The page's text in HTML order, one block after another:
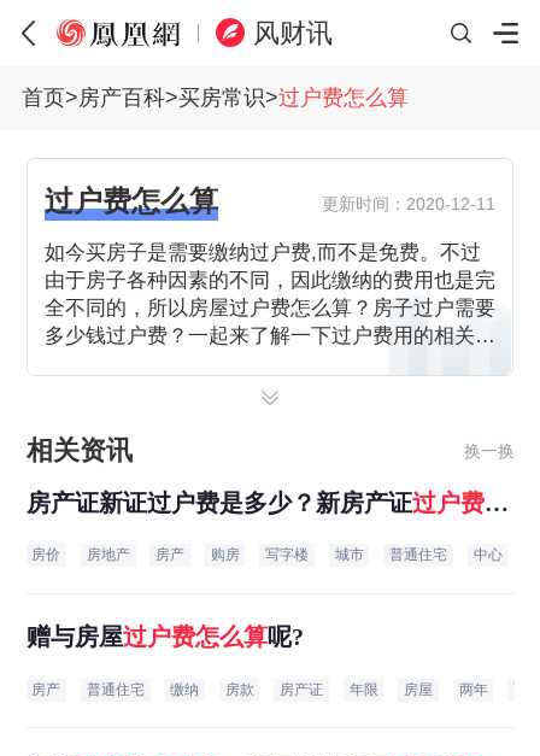
风财讯
首页>房产百科>买房常识>过户费怎么算
过户费怎么算 更新时间：2020-12-11
如今买房子是需要缴纳过户费,而不是免费。不过
由于房子各种因素的不同，因此缴纳的费用也是完
全不同的，所以房屋过户费怎么算？房子过户需要
多少钱过户费？一起来了解一下过户费用的相关知
相关资讯 换一换
房产证新证过户费是多少？新房产证过户费怎
房价 房地产 房产 购房 写字楼 城市 普通住宅 中心
赠与房屋过户费怎么算呢?
房产 普通住宅 缴纳 房款 房产证 年限 房屋 两年 面